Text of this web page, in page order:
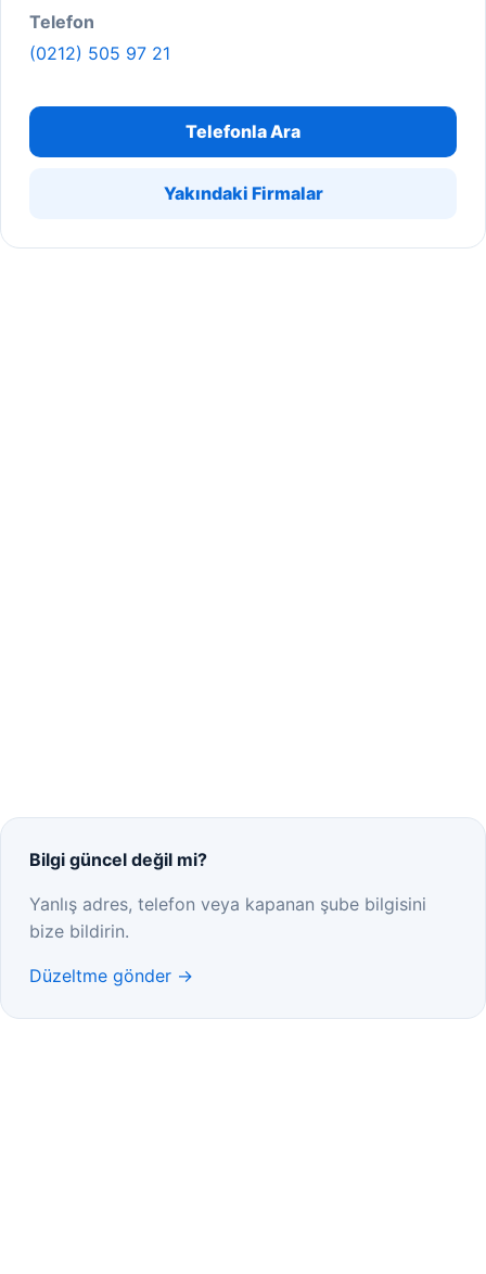
Telefon
(0212) 505 97 21
Telefonla Ara
Yakındaki Firmalar
Bilgi güncel değil mi?
Yanlış adres, telefon veya kapanan şube bilgisini
bize bildirin.
Düzeltme gönder →